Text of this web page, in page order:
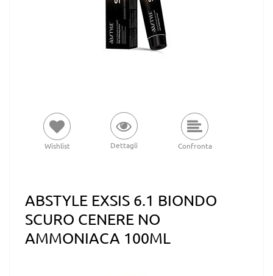
Wishlist Dettagli Confronta
ABSTYLE EXSIS 6.1 BIONDO
SCURO CENERE NO
AMMONIACA 100ML